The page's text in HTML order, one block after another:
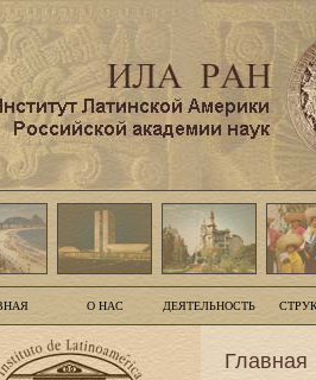
О НАС ДЕЯТЕЛЬНОСТЬ
Главная